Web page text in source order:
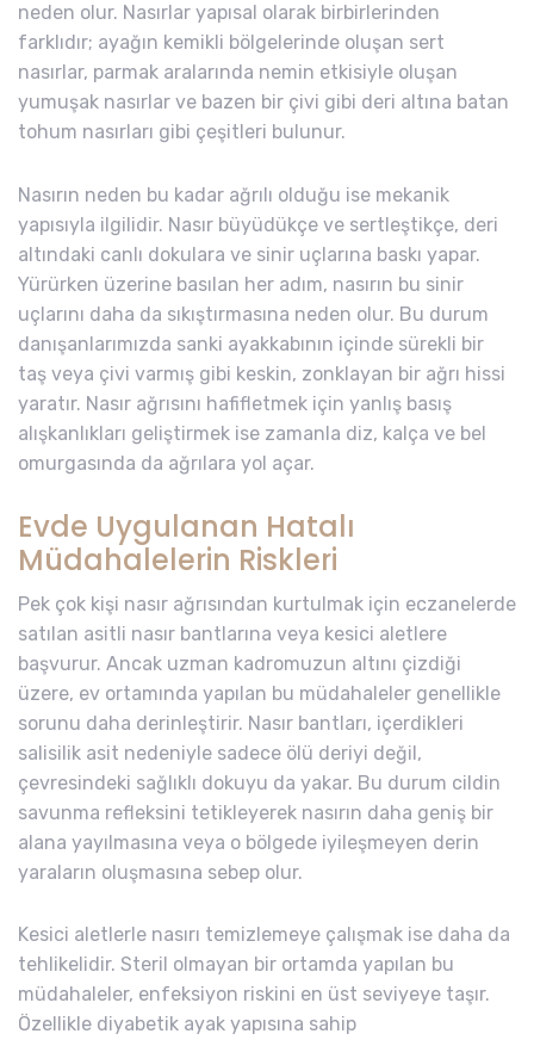
neden olur. Nasırlar yapısal olarak birbirlerinden
farklıdır; ayağın kemikli bölgelerinde oluşan sert
nasırlar, parmak aralarında nemin etkisiyle oluşan
yumuşak nasırlar ve bazen bir çivi gibi deri altına batan
tohum nasırları gibi çeşitleri bulunur.
Nasırın neden bu kadar ağrılı olduğu ise mekanik
yapısıyla ilgilidir. Nasır büyüdükçe ve sertleştikçe, deri
altındaki canlı dokulara ve sinir uçlarına baskı yapar.
Yürürken üzerine basılan her adım, nasırın bu sinir
uçlarını daha da sıkıştırmasına neden olur. Bu durum
danışanlarımızda sanki ayakkabının içinde sürekli bir
taş veya çivi varmış gibi keskin, zonklayan bir ağrı hissi
yaratır. Nasır ağrısını hafifletmek için yanlış basış
alışkanlıkları geliştirmek ise zamanla diz, kalça ve bel
omurgasında da ağrılara yol açar.
Evde Uygulanan Hatalı
Müdahalelerin Riskleri
Pek çok kişi nasır ağrısından kurtulmak için eczanelerde
satılan asitli nasır bantlarına veya kesici aletlere
başvurur. Ancak uzman kadromuzun altını çizdiği
üzere, ev ortamında yapılan bu müdahaleler genellikle
sorunu daha derinleştirir. Nasır bantları, içerdikleri
salisilik asit nedeniyle sadece ölü deriyi değil,
çevresindeki sağlıklı dokuyu da yakar. Bu durum cildin
savunma refleksini tetikleyerek nasırın daha geniş bir
alana yayılmasına veya o bölgede iyileşmeyen derin
yaraların oluşmasına sebep olur.
Kesici aletlerle nasırı temizlemeye çalışmak ise daha da
tehlikelidir. Steril olmayan bir ortamda yapılan bu
müdahaleler, enfeksiyon riskini en üst seviyeye taşır.
Özellikle diyabetik ayak yapısına sahip